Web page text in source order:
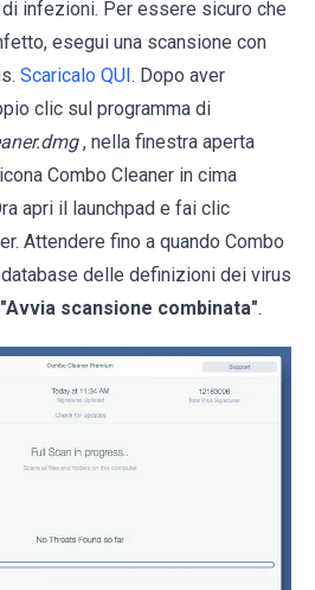
infezioni. Per essere sicuro che
esegui una scansione con
Scaricalo QUI . Dopo aver
clic sul programma di
, nella finestra aperta
Combo Cleaner in cima
apri il launchpad e fai clic
Attendere fino a quando Combo
delle definizioni dei virus
"Avvia scansione combinata".